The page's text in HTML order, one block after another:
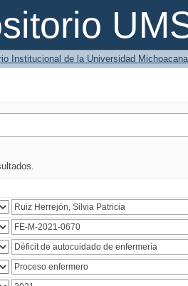
Institucional de la Universidad